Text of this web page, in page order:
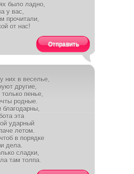
было ладно,
у вас,
прочитали,
от нас!
Отправить
них в веселье,
другие,
пенье,
родные.
эта
ударный
летом.
в порядке
дела.
сладки,
там толпа.